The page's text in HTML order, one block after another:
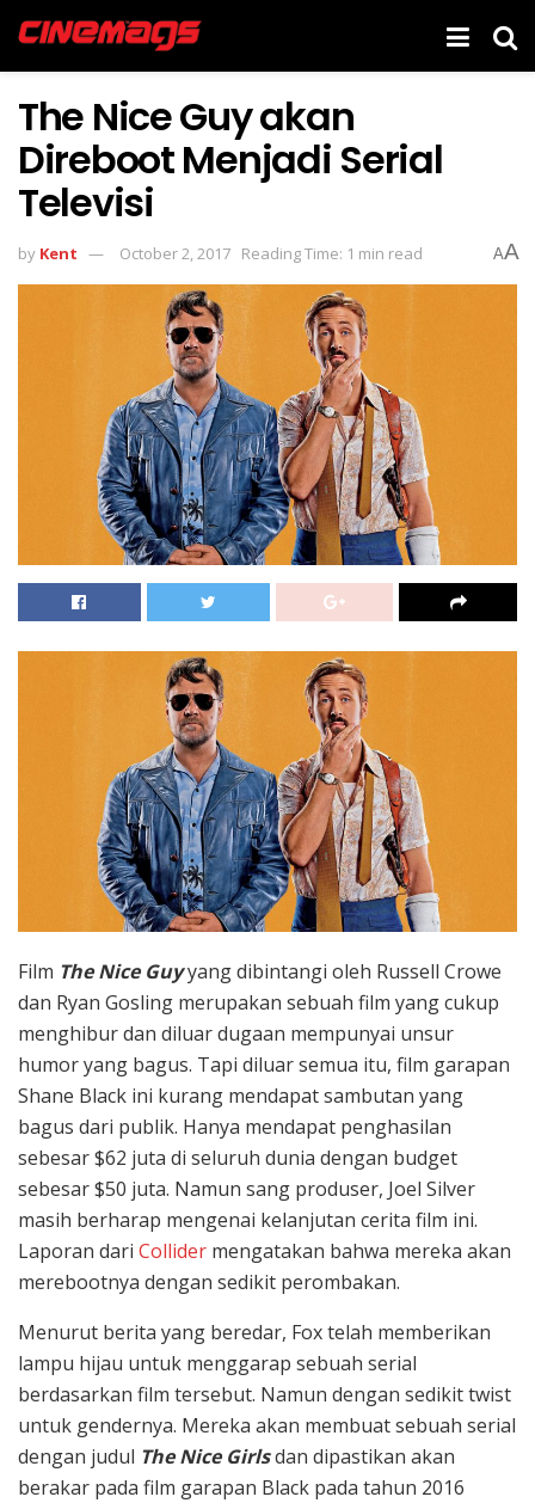
The Nice Guy akan
Direboot Menjadi Serial
Televisi
by Kent October 2, 2017 Reading Time: 1 min read AA
Film The Nice Guyyang dibintangi oleh Russell Crowe
dan Ryan Gosling merupakan sebuah film yang cukup
menghibur dan diluar dugaan mempunyai unsur
humor yang bagus. Tapi diluar semua itu, film garapan
Shane Black ini kurang mendapat sambutan yang
bagus dari publik. Hanya mendapat penghasilan
sebesar $62 juta di seluruh dunia dengan budget
sebesar $50 juta. Namun sang produser, Joel Silver
masih berharap mengenai kelanjutan cerita film ini.
Laporan dari Collider mengatakan bahwa mereka akan
merebootnya dengan sedikit perombakan.
Menurut berita yang beredar, Fox telah memberikan
lampu hijau untuk menggarap sebuah serial
berdasarkan film tersebut. Namun dengan sedikit twist
untuk gendernya. Mereka akan membuat sebuah serial
dengan judul The Nice Girlsdan dipastikan akan
berakar pada film garapan Black pada tahun 2016